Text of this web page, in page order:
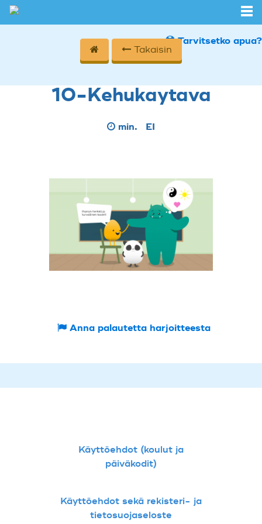
Tarvitsetko apua?
Takaisin
10-Kehukaytava
min. EI
Anna palautetta harjoitteesta
Käyttöehdot (koulut ja
päiväkodit)
Käyttöehdot sekä rekisteri- ja
tietosuojaseloste